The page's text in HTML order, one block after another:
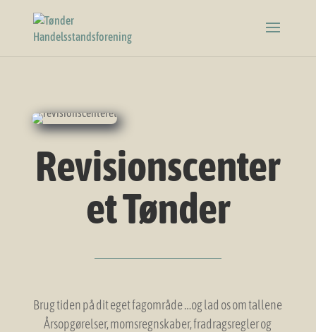
Revisionscenter
et Tønder
Brug tiden på dit eget fagområde …og lad os om tallene
Årsopgørelser, momsregnskaber, fradragsregler og